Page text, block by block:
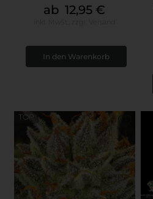
ab 12,95 €
TOP